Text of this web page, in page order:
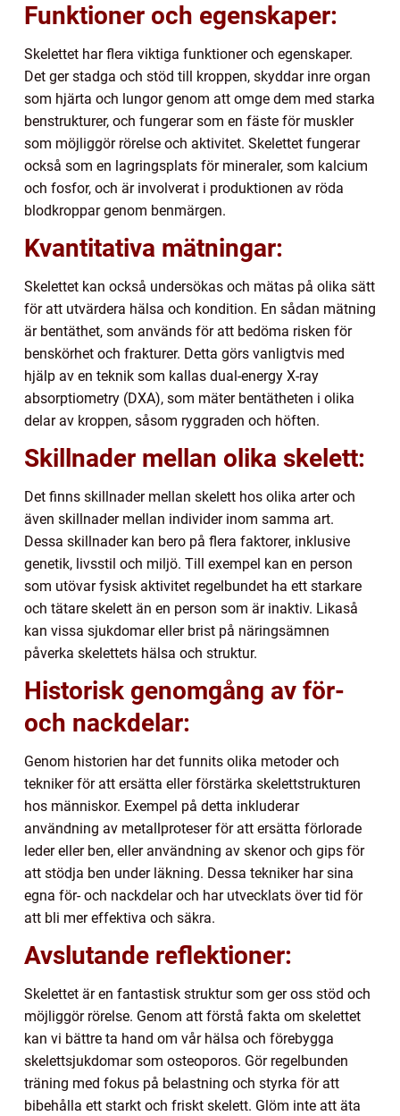
Funktioner och egenskaper:
Skelettet har flera viktiga funktioner och egenskaper.
Det ger stadga och stöd till kroppen, skyddar inre organ
som hjärta och lungor genom att omge dem med starka
benstrukturer, och fungerar som en fäste för muskler
som möjliggör rörelse och aktivitet. Skelettet fungerar
också som en lagringsplats för mineraler, som kalcium
och fosfor, och är involverat i produktionen av röda
blodkroppar genom benmärgen.
Kvantitativa mätningar:
Skelettet kan också undersökas och mätas på olika sätt
för att utvärdera hälsa och kondition. En sådan mätning
är bentäthet, som används för att bedöma risken för
benskörhet och frakturer. Detta görs vanligtvis med
hjälp av en teknik som kallas dual-energy X-ray
absorptiometry (DXA), som mäter bentätheten i olika
delar av kroppen, såsom ryggraden och höften.
Skillnader mellan olika skelett:
Det finns skillnader mellan skelett hos olika arter och
även skillnader mellan individer inom samma art.
Dessa skillnader kan bero på flera faktorer, inklusive
genetik, livsstil och miljö. Till exempel kan en person
som utövar fysisk aktivitet regelbundet ha ett starkare
och tätare skelett än en person som är inaktiv. Likaså
kan vissa sjukdomar eller brist på näringsämnen
påverka skelettets hälsa och struktur.
Historisk genomgång av för-
och nackdelar:
Genom historien har det funnits olika metoder och
tekniker för att ersätta eller förstärka skelettstrukturen
hos människor. Exempel på detta inkluderar
användning av metallproteser för att ersätta förlorade
leder eller ben, eller användning av skenor och gips för
att stödja ben under läkning. Dessa tekniker har sina
egna för- och nackdelar och har utvecklats över tid för
att bli mer effektiva och säkra.
Avslutande reflektioner:
Skelettet är en fantastisk struktur som ger oss stöd och
möjliggör rörelse. Genom att förstå fakta om skelettet
kan vi bättre ta hand om vår hälsa och förebygga
skelettsjukdomar som osteoporos. Gör regelbunden
träning med fokus på belastning och styrka för att
bibehålla ett starkt och friskt skelett. Glöm inte att äta